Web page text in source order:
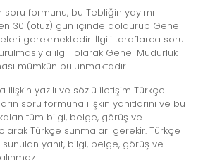
soru formunu, bu Tebliğin yayımı
30 (otuz) gün içinde doldurup Genel
gerekmektedir. İlgili taraflarca soru
ilgili olarak Genel Müdürlük
mümkün bulunmaktadır.
ilişkin yazılı ve sözlü iletişim Türkçe
soru formuna ilişkin yanıtlarını ve bu
kalan tüm bilgi, belge, görüş ve
Türkçe sunmaları gerekir. Türkçe
sunulan yanıt, bilgi, belge, görüş ve